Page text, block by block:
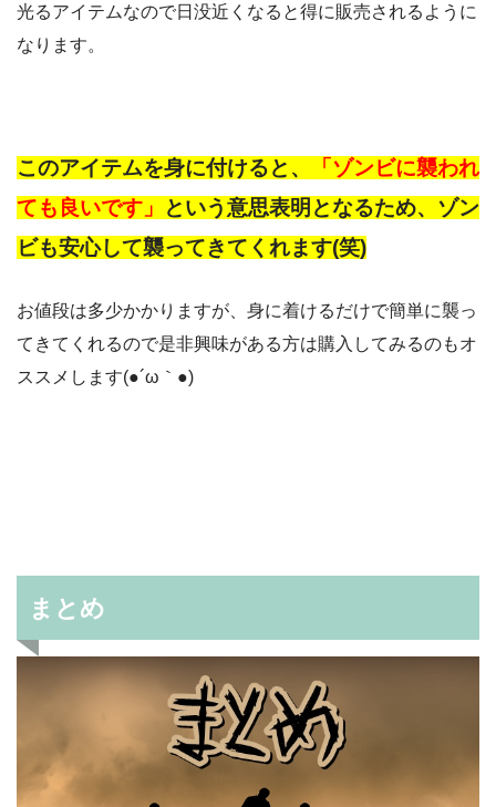
光るアイテムなので日没近くなると得に販売されるように
なります。
このアイテムを身に付けると、
「ゾンビに襲われ
ても良いです」
という意思表明となるため、ゾン
ビも安心して襲ってきてくれます(笑)
お値段は多少かかりますが、身に着けるだけで簡単に襲っ
てきてくれるので是非興味がある方は購入してみるのもオ
ススメします(●´ω｀●)
まとめ